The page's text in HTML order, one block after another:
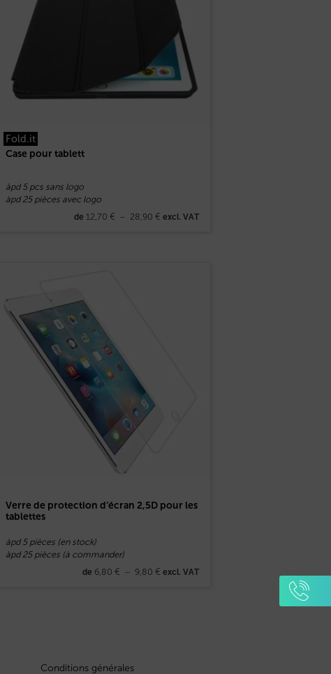
Fold.it
Case pour tablett
àpd 5 pcs sans logo
àpd 25 pièces avec logo
de 12,70 € – 28,90 € excl. VAT
Verre de protection d’écran 2,5D pour les
tablettes
àpd 5 pièces (en stock)
àpd 25 pièces (à commander)
de 6,80 € – 9,80 € excl. VAT
Conditions générales